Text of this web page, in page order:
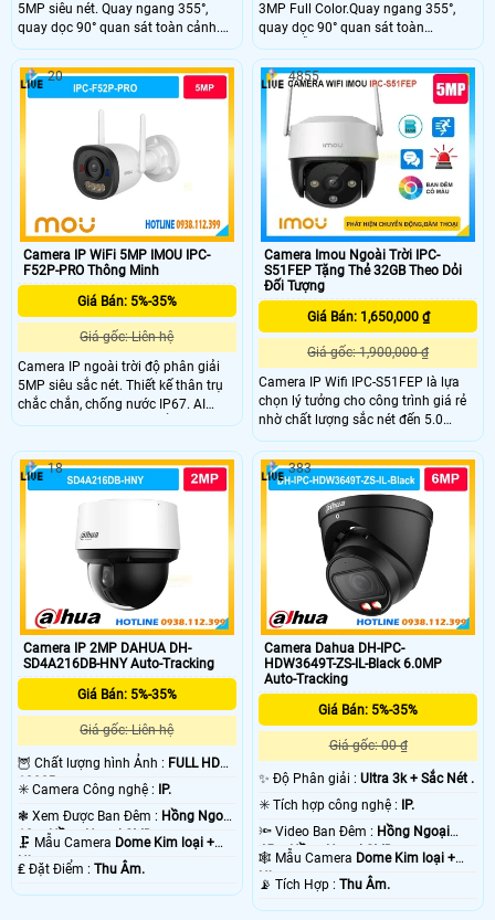
5MP siêu nét. Quay ngang 355°,
quay dọc 90° quan sát toàn cảnh.
Full Color ban đêm với 4 chế độ
chiếu sáng thông minh. AI phát hiện
người, phương tiện và Smart
Tracking.
3MP Full Color.Quay ngang 355°,
quay dọc 90° quan sát toàn
cảnh.Hỗ trợ 4 chế độ quan sát ban
đêm thông minh. AI phát hiện người,
phương tiện và Smart Tracking.
Camera IP WiFi 5MP IMOU IPC-
F52P-PRO Thông Minh
Giá Bán: 5%-35%
Giá gốc: Liên hệ
Camera IP ngoài trời độ phân giải
5MP siêu sắc nét. Thiết kế thân trụ
chắc chắn, chống nước IP67. AI
phát hiện người và chuyển động
ngoại lên đến 25m.
20
Camera Imou Ngoài Trời IPC-
S51FEP Tặng Thẻ 32GB Theo Dỏi
Đối Tượng
Giá Bán: 1,650,000 ₫
Giá gốc: 1,900,000 ₫
Camera IP Wifi IPC-S51FEP là lựa
chọn lý tưởng cho công trình giá rẻ
nhờ chất lượng sắc nét đến 5.0
megapixel với khả năng xem ban
đêm Full Color trong phạm vi 20m
camera giúp quan sát hiệu quả vào
ban đêm như ban ngày
4855
Camera IP 2MP DAHUA DH-
SD4A216DB-HNY Auto-Tracking
Giá Bán: 5%-35%
Giá gốc: Liên hệ
🦉 Chất lượng hình Ảnh : FULL HD
1080P .
✳️ Camera Công nghệ : IP.
❃ Xem Được Ban Đêm : Hồng Ngoại
10m Hồng Ngoại SMD.
🗜️ Mẫu Camera Dome Kim loại +
Nhựa.
️₤ Đặt Điểm : Thu Âm.
18
Camera Dahua DH-IPC-
HDW3649T-ZS-IL-Black 6.0MP
Auto-Tracking
Giá Bán: 5%-35%
Giá gốc: 00 ₫
✨ Độ Phân giải :Ultra 3k + Sắc Nét .
✳️ Tích hợp công nghệ : IP.
🔦 Video Ban Đêm : Hồng Ngoại
45m Hồng Ngoại SMD.
🕸️ Mẫu Camera Dome Kim loại +
Nhựa.
️📡 Tích Hợp :Thu Âm.
383